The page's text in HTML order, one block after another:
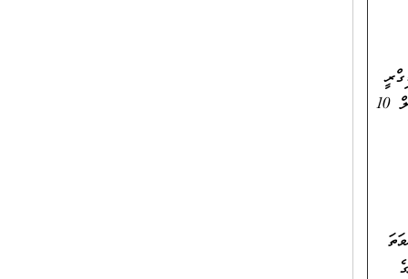
ބެޗްލަރސް ޑިގްރީ
އެއް ހާޞިލްކޮށްފައިވުމާއި، ތަޢުލީމީ/ ކިޔަވައިދިނުމުގެ ދާއިރާއިން ދިވެހިރާއްޖޭގެ ޤައުމީ ސަނަދުގެ އޮނިގަނޑު ލެވެލް 10
ދިވެހިރާއްޖޭގެ ޤައުމީ ސަނަދުގެ އޮނިގަނޑު ލެވެލް 7 ނުވަތަ